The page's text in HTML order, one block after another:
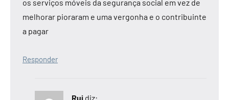
os serviços móveis da segurança social em vez de
melhorar pioraram e uma vergonha e o contribuinte
a pagar
Responder
Rui diz: